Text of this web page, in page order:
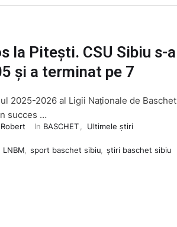
la Pitești. CSU Sibiu s-a
și a terminat pe 7
2025-2026 al Ligii Naționale de Baschet
succes …
In BASCHET
Ultimele știri
sport baschet sibiu știri baschet sibiu